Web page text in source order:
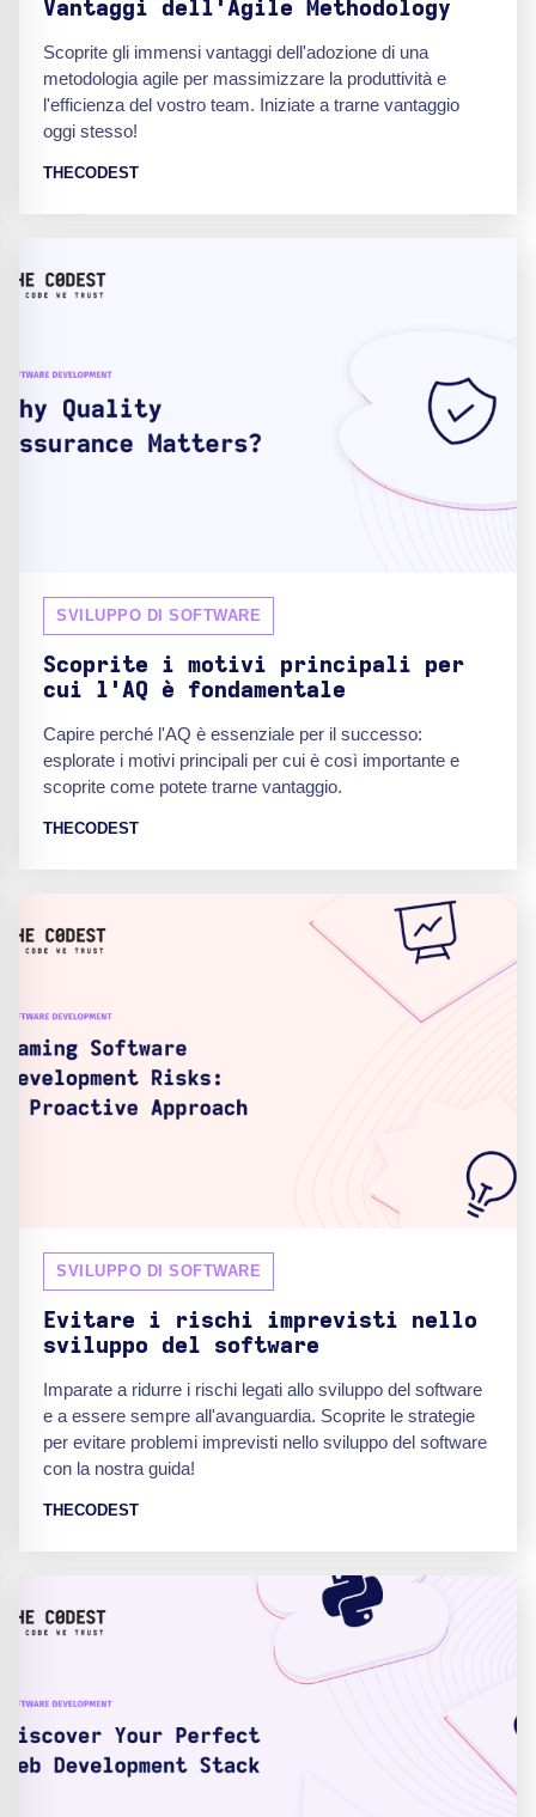
Vantaggi dell'Agile Methodology
Scoprite gli immensi vantaggi dell'adozione di una
metodologia agile per massimizzare la produttività e
l'efficienza del vostro team. Iniziate a trarne vantaggio
oggi stesso!
THECODEST
SVILUPPO DI SOFTWARE
Scoprite i motivi principali per
cui l'AQ è fondamentale
Capire perché l'AQ è essenziale per il successo:
esplorate i motivi principali per cui è così importante e
scoprite come potete trarne vantaggio.
THECODEST
SVILUPPO DI SOFTWARE
Evitare i rischi imprevisti nello
sviluppo del software
Imparate a ridurre i rischi legati allo sviluppo del software
e a essere sempre all'avanguardia. Scoprite le strategie
per evitare problemi imprevisti nello sviluppo del software
con la nostra guida!
THECODEST